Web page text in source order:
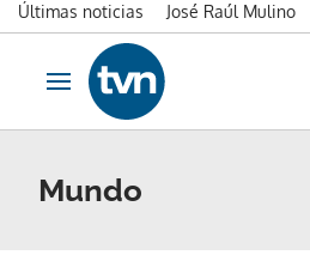
Últimas noticias José Raúl Mulino
Ir al contenido
Obrir navegació
Mundo